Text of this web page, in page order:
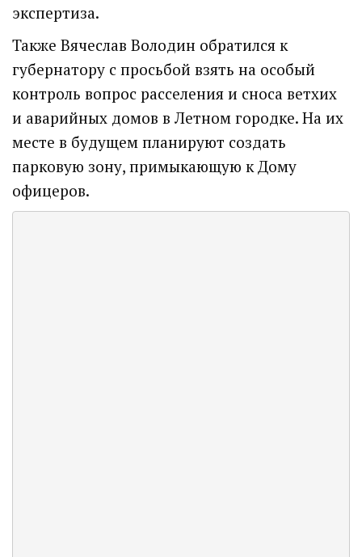
экспертиза.
Также Вячеслав Володин обратился к
губернатору с просьбой взять на особый
контроль вопрос расселения и сноса ветхих
и аварийных домов в Летном городке. На их
месте в будущем планируют создать
парковую зону, примыкающую к Дому
офицеров.